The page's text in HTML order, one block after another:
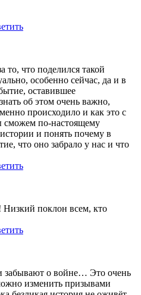
то, что поделился такой
особенно сейчас, да и в
оставившее
об этом очень важно,
происходило и как это с
сможем по-настоящему
и понять почему в
что оно забрало у нас и что
поклон всем, кто
о войне… Это очень
изменить призывами